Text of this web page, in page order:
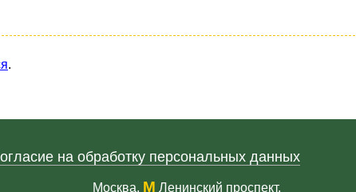
.
на обработку персональных данных
Москва, М Ленинский проспект,